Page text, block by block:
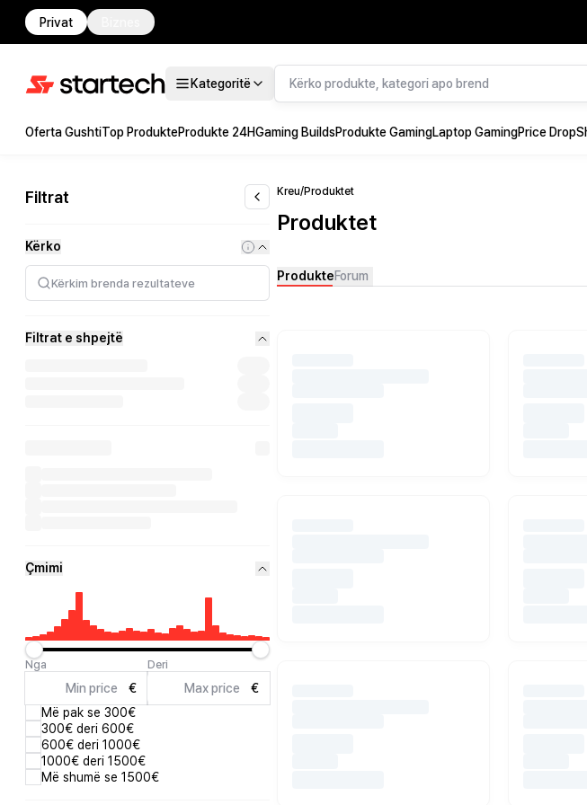
Privat
Kategoritë
Oferta GushtiTop ProdukteProdukte 24HGaming BuildsProdukte GamingLaptop GamingPrice Drop
Filtrat
Kërko
Filtrat e shpejtë
Çmimi
Nga
€
Deri
€
Më pak se 300€
300€ deri 600€
600€ deri 1000€
1000€ deri 1500€
Më shumë se 1500€
Kreu/Produktet
Produktet
ProdukteForum